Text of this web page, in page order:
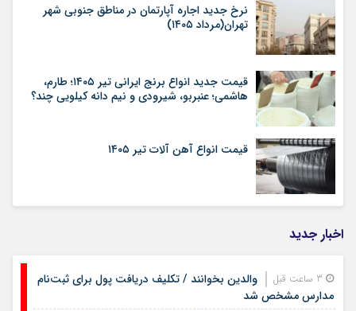
نرخ جدید اجاره آپارتمان در مناطق جنوبی شهر
تهران(مرداد ۱۴۰۵)
قیمت جدید انواع برنج ایرانی تیر ۱۴۰۵؛ طارم،
هاشمی؛ عنبربو، شیرودی و نیم دانه کیلویی چند؟
قیمت انواع آهن آلات تیر ۱۴۰۵
اخبار جدید
والدین بخوانند / تکلیف دریافت پول برای ثبت‌نام
مدارس مشخص شد